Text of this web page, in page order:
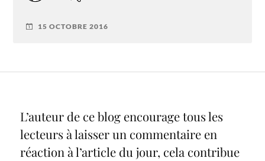
15 OCTOBRE 2016
L’auteur de ce blog encourage tous les
lecteurs à laisser un commentaire en
réaction à l’article du jour, cela contribue